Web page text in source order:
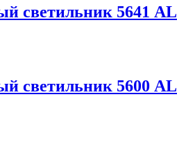
светильник 5641 AL
светильник 5600 AL